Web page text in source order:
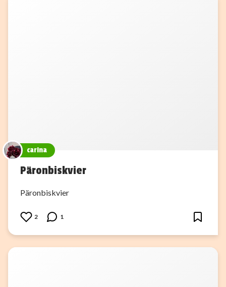
carina
Päronbiskvier
Päronbiskvier
2 1